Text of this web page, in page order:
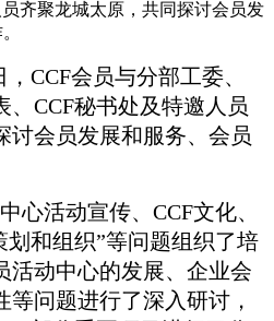
齐聚龙城太原，共同探讨会员发
，CCF会员与分部工委、
、CCF秘书处及特邀人员
讨会员发展和服务、会员
心活动宣传、CCF文化、
划和组织”等问题组织了培
活动中心的发展、企业会
等问题进行了深入研讨，